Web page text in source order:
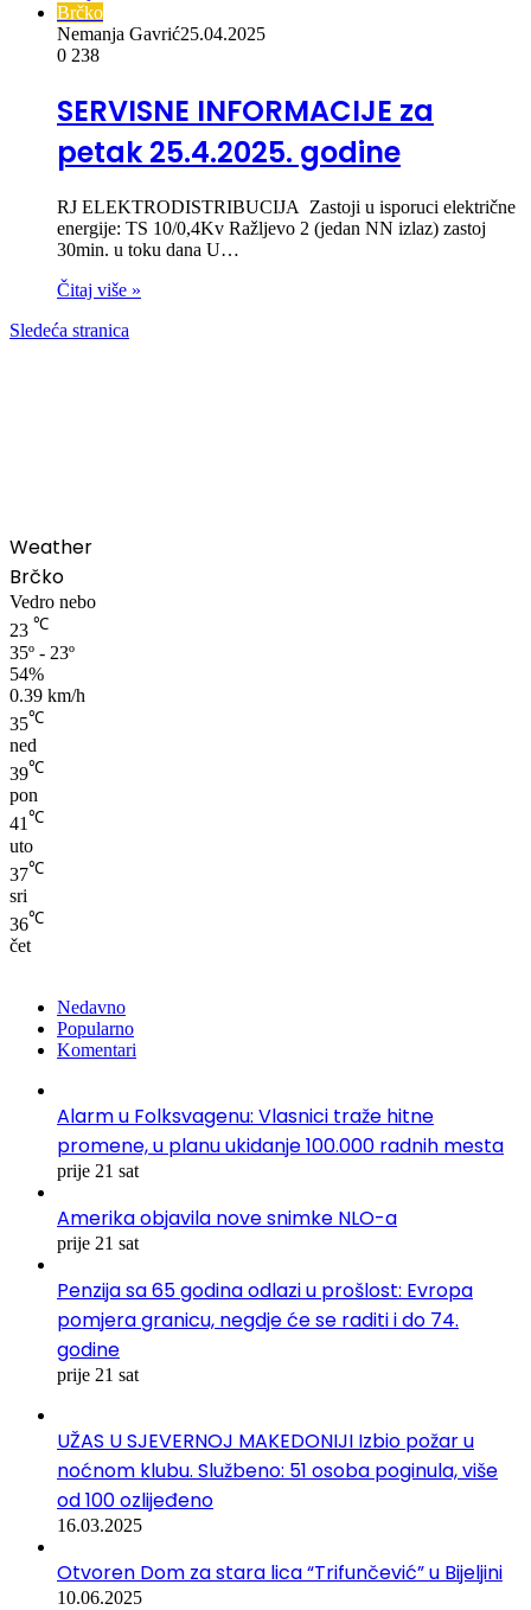
Brčko
Nemanja Gavrić25.04.2025
0 238
SERVISNE INFORMACIJE za
petak 25.4.2025. godine
RJ ELEKTRODISTRIBUCIJA Zastoji u isporuci električne
energije: TS 10/0,4Kv Ražljevo 2 (jedan NN izlaz) zastoj
30min. u toku dana U…
Čitaj više »
Sledeća stranica
Weather
Brčko
Vedro nebo
23 ℃
35º - 23º
54%
0.39 km/h
35℃
ned
39℃
pon
41℃
uto
37℃
sri
36℃
čet
Nedavno
Popularno
Komentari
Alarm u Folksvagenu: Vlasnici traže hitne
promene, u planu ukidanje 100.000 radnih mesta
prije 21 sat
Amerika objavila nove snimke NLO-a
prije 21 sat
Penzija sa 65 godina odlazi u prošlost: Evropa
pomjera granicu, negdje će se raditi i do 74.
godine
prije 21 sat
UŽAS U SJEVERNOJ MAKEDONIJI Izbio požar u
noćnom klubu. Službeno: 51 osoba poginula, više
od 100 ozlijeđeno
16.03.2025
Otvoren Dom za stara lica “Trifunčević” u Bijeljini
10.06.2025